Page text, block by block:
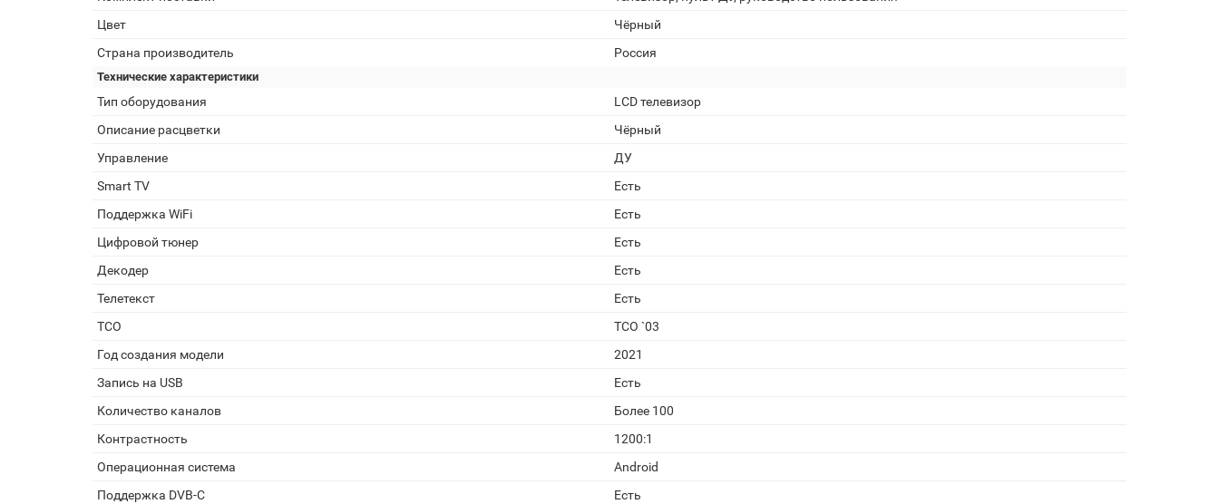
Цвет
Чёрный
Страна производитель
Россия
Технические характеристики
Тип оборудования
LCD телевизор
Описание расцветки
Чёрный
Управление
ДУ
Smart TV
Есть
Поддержка WiFi
Есть
Цифровой тюнер
Есть
Декодер
Есть
Телетекст
Есть
TCO
TCO `03
Год создания модели
2021
Запись на USB
Есть
Количество каналов
Более 100
Контрастность
1200:1
Операционная система
Android
Поддержка DVB-C
Есть